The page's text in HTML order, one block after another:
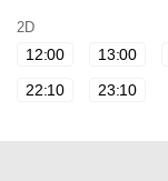
2D
12:00 13:00
22:10
23:10